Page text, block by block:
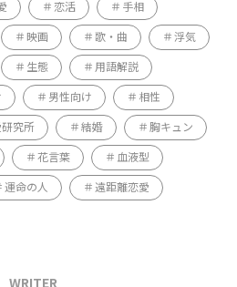
恋活 手相
映画 歌・曲 浮気
生態 用語解説
男性向け 相性
究所 結婚 胸キュン
花言葉 血液型
運命の人 遠距離恋愛